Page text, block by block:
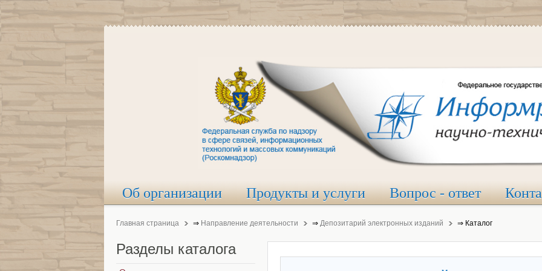
Об организации Продукты и услуги Вопрос - ответ
Главная страница ⇒ Направление деятельности ⇒ Депозитарий электронных изданий ⇒ Каталог
Разделы каталога